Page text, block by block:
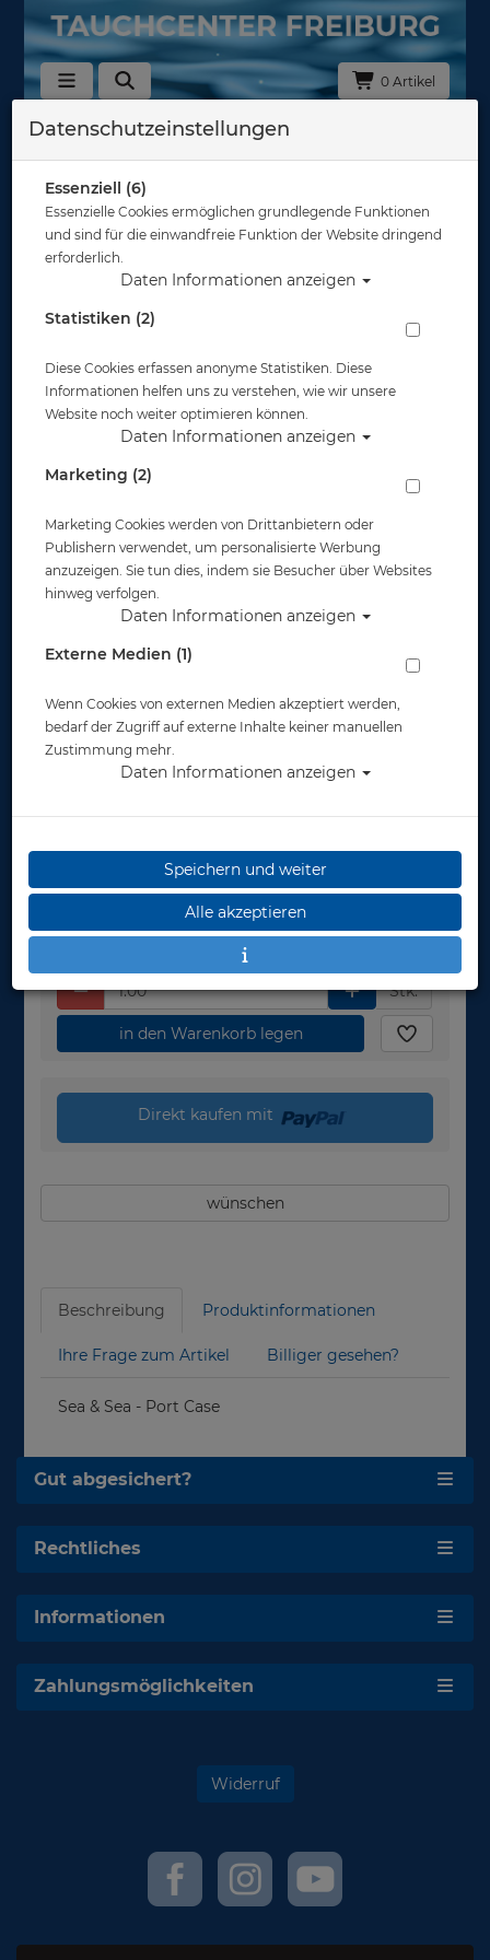
0 Artikel
Zurück
Sea & Sea - Port Case
Artikelnr.: sas-66103
Herstellerpreis: 49,95 €
49,95 €*
Lieferbar
Stk.
in den Warenkorb legen
Direkt kaufen mit
wünschen
Beschreibung Produktinformationen
Ihre Frage zum Artikel Billiger gesehen?
Sea & Sea - Port Case
Gut abgesichert?
Rechtliches
Informationen
Zahlungsmöglichkeiten
Widerruf
Datenschutzeinstellungen
Essenziell (6)
Essenzielle Cookies ermöglichen grundlegende Funktionen
und sind für die einwandfreie Funktion der Website dringend
erforderlich.
Daten Informationen anzeigen
Statistiken (2)
Diese Cookies erfassen anonyme Statistiken. Diese
Informationen helfen uns zu verstehen, wie wir unsere
Website noch weiter optimieren können.
Daten Informationen anzeigen
Marketing (2)
Marketing Cookies werden von Drittanbietern oder
Publishern verwendet, um personalisierte Werbung
anzuzeigen. Sie tun dies, indem sie Besucher über Websites
hinweg verfolgen.
Daten Informationen anzeigen
Externe Medien (1)
Wenn Cookies von externen Medien akzeptiert werden,
bedarf der Zugriff auf externe Inhalte keiner manuellen
Zustimmung mehr.
Daten Informationen anzeigen
Speichern und weiter
Alle akzeptieren